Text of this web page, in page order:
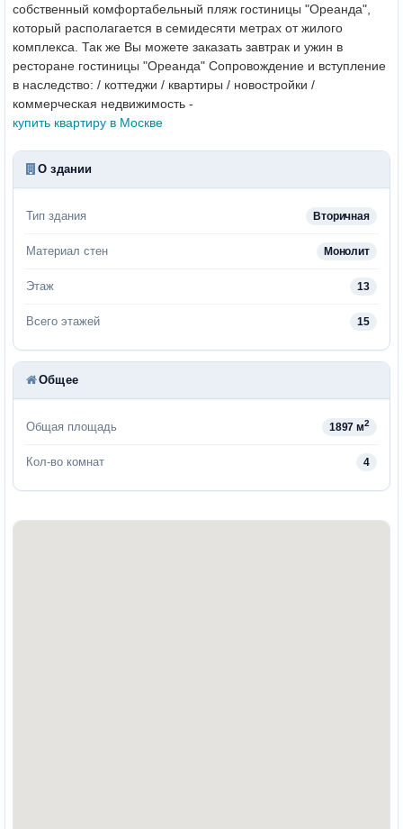
собственный комфортабельный пляж гостиницы "Ореанда",
который располагается в семидесяти метрах от жилого
комплекса. Так же Вы можете заказать завтрак и ужин в
ресторане гостиницы "Ореанда" Сопровождение и вступление
в наследство: / коттеджи / квартиры / новостройки /
коммерческая недвижимость -
купить квартиру в Москве
О здании
Тип здания Вторичная
Материал стен Монолит
Этаж 13
Всего этажей 15
Общее
Общая площадь 1897 м2
Кол-во комнат 4